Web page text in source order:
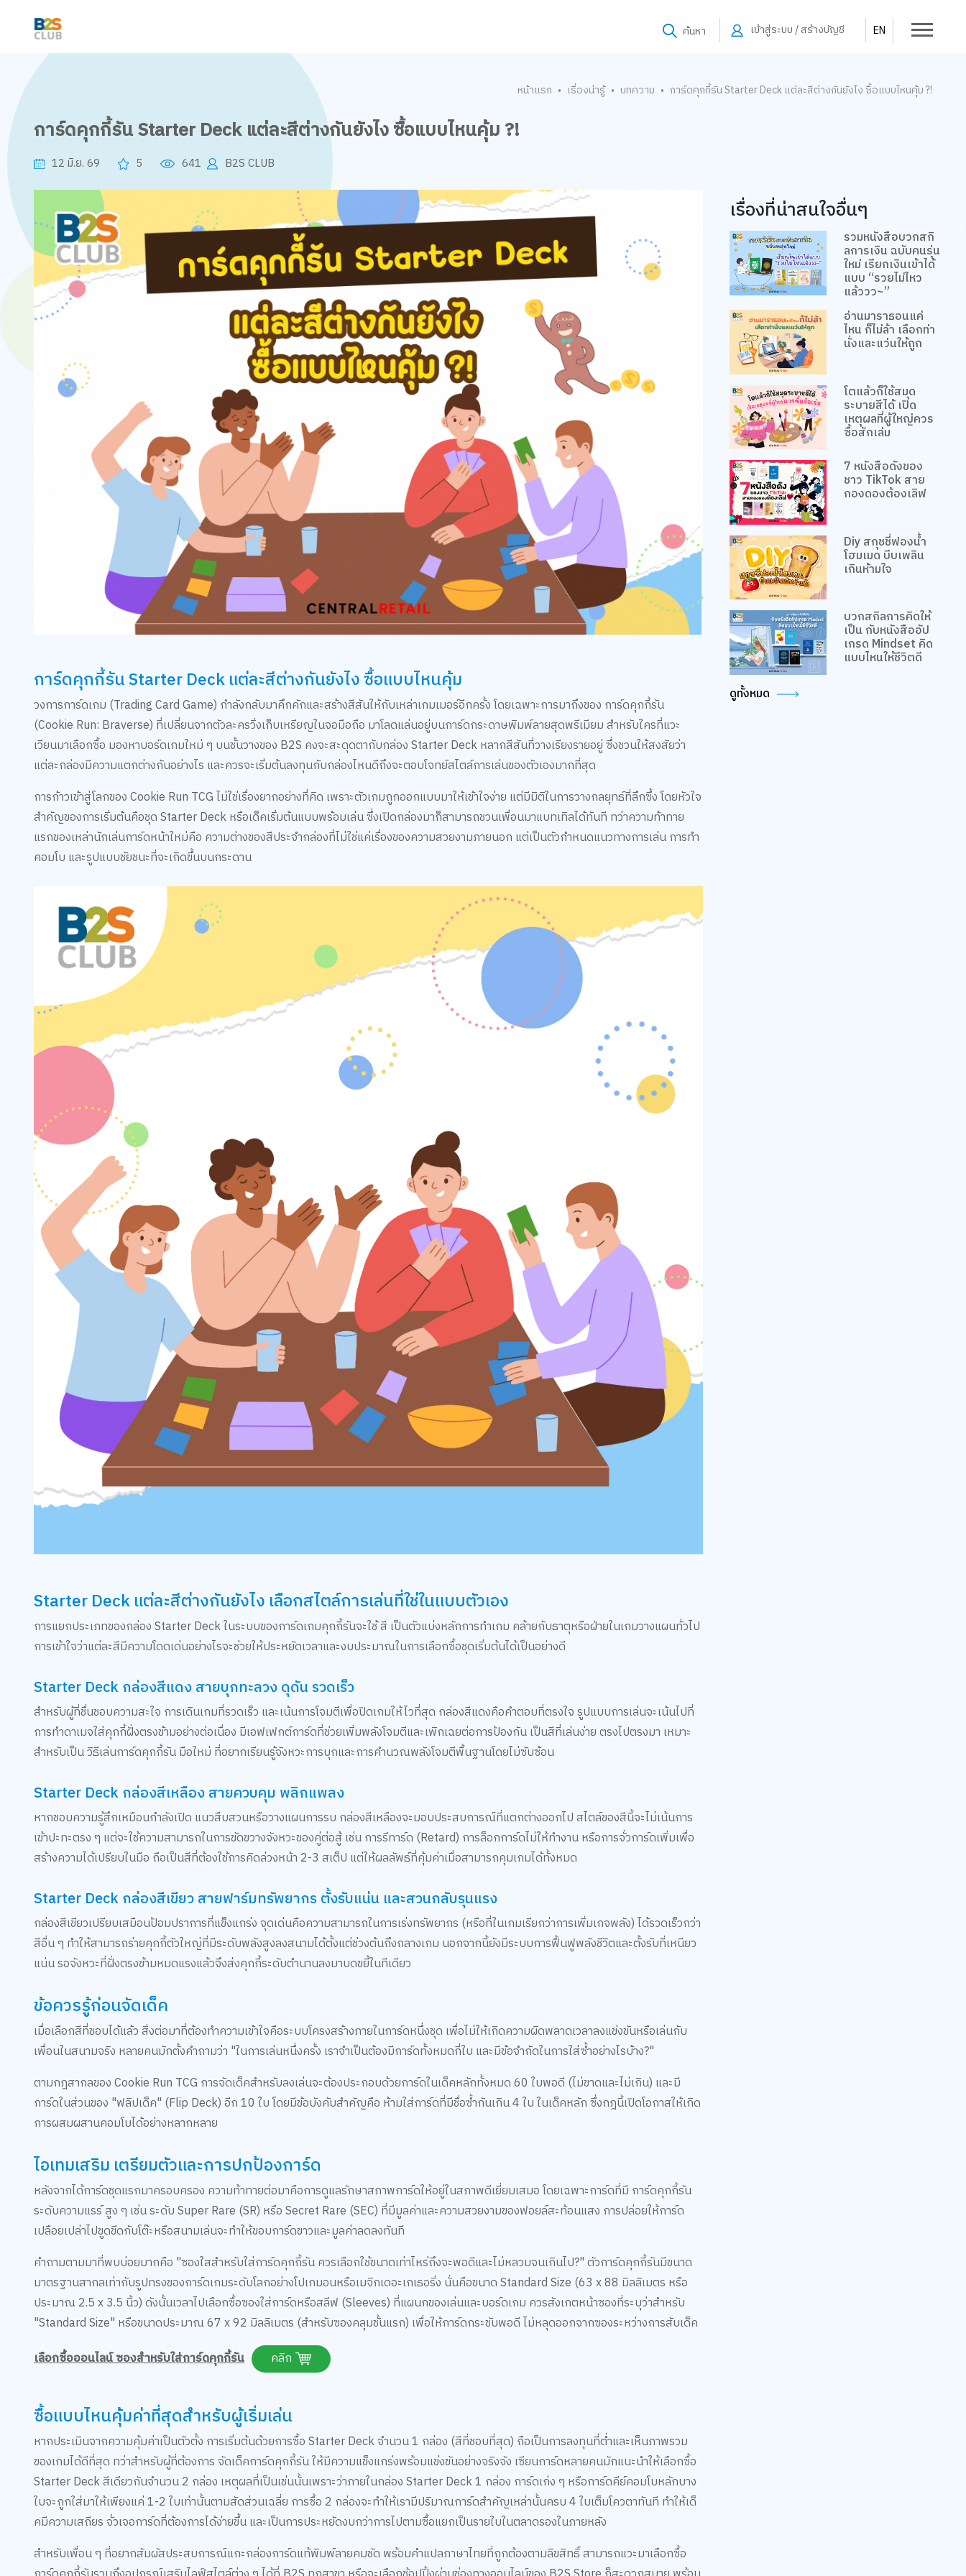
ค้นหา เข้าสู่ระบบ / สร้างบัญชี EN
หน้าแรก • เรื่องน่ารู้ • บทความ • การ์ดคุกกี้รัน Starter Deck แต่ละสีต่างกันยังไง ซื้อแบบไหนคุ้ม ?!
การ์ดคุกกี้รัน Starter Deck แต่ละสีต่างกันยังไง ซื้อแบบไหนคุ้ม ?!
12 มิ.ย. 69 5 641 B2S CLUB
การ์ดคุกกี้รัน Starter Deck แต่ละสีต่างกันยังไง ซื้อแบบไหนคุ้ม
วงการการ์ดเกม (Trading Card Game) กำลังกลับมาคึกคักและสร้างสีสันให้กับเหล่าเกมเมอร์อีกครั้ง โดยเฉพาะการมาถึงของ การ์ดคุกกี้รัน
(Cookie Run: Braverse) ที่เปลี่ยนจากตัวละครวิ่งเก็บเหรียญในจอมือถือ มาโลดแล่นอยู่บนการ์ดกระดาษพิมพ์ลายสุดพรีเมียม สำหรับใครที่แวะ
เวียนมาเลือกซื้อ มองหาบอร์ดเกมใหม่ ๆ บนชั้นวางของ B2S คงจะสะดุดตากับกล่อง Starter Deck หลากสีสันที่วางเรียงรายอยู่ ซึ่งชวนให้สงสัยว่า
แต่ละกล่องมีความแตกต่างกันอย่างไร และควรจะเริ่มต้นลงทุนกับกล่องไหนดีถึงจะตอบโจทย์สไตล์การเล่นของตัวเองมากที่สุด
การก้าวเข้าสู่โลกของ Cookie Run TCG ไม่ใช่เรื่องยากอย่างที่คิด เพราะตัวเกมถูกออกแบบมาให้เข้าใจง่าย แต่มีมิติในการวางกลยุทธ์ที่ลึกซึ้ง โดยหัวใจ
สำคัญของการเริ่มต้นคือชุด Starter Deck หรือเด็คเริ่มต้นแบบพร้อมเล่น ซึ่งเปิดกล่องมาก็สามารถชวนเพื่อนมาแบทเทิลได้ทันที ทว่าความท้าทาย
แรกของเหล่านักเล่นการ์ดหน้าใหม่คือ ความต่างของสีประจำกล่องที่ไม่ใช่แค่เรื่องของความสวยงามภายนอก แต่เป็นตัวกำหนดแนวทางการเล่น การทำ
คอมโบ และรูปแบบชัยชนะที่จะเกิดขึ้นบนกระดาน
Starter Deck แต่ละสีต่างกันยังไง เลือกสไตล์การเล่นที่ใช่ในแบบตัวเอง
การแยกประเภทของกล่อง Starter Deck ในระบบของการ์ดเกมคุกกี้รันจะใช้ สี เป็นตัวแบ่งหลักการทำเกม คล้ายกับธาตุหรือฝ่ายในเกมวางแผนทั่วไป
การเข้าใจว่าแต่ละสีมีความโดดเด่นอย่างไรจะช่วยให้ประหยัดเวลาและงบประมาณในการเลือกซื้อชุดเริ่มต้นได้เป็นอย่างดี
Starter Deck กล่องสีแดง สายบุกทะลวง ดุดัน รวดเร็ว
สำหรับผู้ที่ชื่นชอบความสะใจ การเดินเกมที่รวดเร็ว และเน้นการโจมตีเพื่อปิดเกมให้ไวที่สุด กล่องสีแดงคือคำตอบที่ตรงใจ รูปแบบการเล่นจะเน้นไปที่
การทำดาเมจใส่คุกกี้ฝั่งตรงข้ามอย่างต่อเนื่อง มีเอฟเฟกต์การ์ดที่ช่วยเพิ่มพลังโจมตีและเพิกเฉยต่อการป้องกัน เป็นสีที่เล่นง่าย ตรงไปตรงมา เหมาะ
สำหรับเป็น วิธีเล่นการ์ดคุกกี้รัน มือใหม่ ที่อยากเรียนรู้จังหวะการบุกและการคำนวณพลังโจมตีพื้นฐานโดยไม่ซับซ้อน
Starter Deck กล่องสีเหลือง สายควบคุม พลิกแพลง
หากชอบความรู้สึกเหมือนกำลังเปิด แนวสืบสวนหรือวางแผนการรบ กล่องสีเหลืองจะมอบประสบการณ์ที่แตกต่างออกไป สไตล์ของสีนี้จะไม่เน้นการ
เข้าปะทะตรง ๆ แต่จะใช้ความสามารถในการขัดขวางจังหวะของคู่ต่อสู้ เช่น การรีทาร์ด (Retard) การล็อกการ์ดไม่ให้ทำงาน หรือการจั่วการ์ดเพิ่มเพื่อ
สร้างความได้เปรียบในมือ ถือเป็นสีที่ต้องใช้การคิดล่วงหน้า 2-3 สเต็ป แต่ให้ผลลัพธ์ที่คุ้มค่าเมื่อสามารถคุมเกมได้ทั้งหมด
Starter Deck กล่องสีเขียว สายฟาร์มทรัพยากร ตั้งรับแน่น และสวนกลับรุนแรง
กล่องสีเขียวเปรียบเสมือนป้อมปราการที่แข็งแกร่ง จุดเด่นคือความสามารถในการเร่งทรัพยากร (หรือที่ในเกมเรียกว่าการเพิ่มเกจพลัง) ได้รวดเร็วกว่า
สีอื่น ๆ ทำให้สามารถร่ายคุกกี้ตัวใหญ่ที่มีระดับพลังสูงลงสนามได้ตั้งแต่ช่วงต้นถึงกลางเกม นอกจากนี้ยังมีระบบการฟื้นฟูพลังชีวิตและตั้งรับที่เหนียว
แน่น รอจังหวะที่ฝั่งตรงข้ามหมดแรงแล้วจึงส่งคุกกี้ระดับตำนานลงมาบดขยี้ในทีเดียว
ข้อควรรู้ก่อนจัดเด็ค
เมื่อเลือกสีที่ชอบได้แล้ว สิ่งต่อมาที่ต้องทำความเข้าใจคือระบบโครงสร้างภายในการ์ดหนึ่งชุด เพื่อไม่ให้เกิดความผิดพลาดเวลาลงแข่งขันหรือเล่นกับ
เพื่อนในสนามจริง หลายคนมักตั้งคำถามว่า "ในการเล่นหนึ่งครั้ง เราจำเป็นต้องมีการ์ดทั้งหมดกี่ใบ และมีข้อจำกัดในการใส่ซ้ำอย่างไรบ้าง?"
ตามกฎสากลของ Cookie Run TCG การจัดเด็คสำหรับลงเล่นจะต้องประกอบด้วยการ์ดในเด็คหลักทั้งหมด 60 ใบพอดี (ไม่ขาดและไม่เกิน) และมี
การ์ดในส่วนของ "ฟลิปเด็ค" (Flip Deck) อีก 10 ใบ โดยมีข้อบังคับสำคัญคือ ห้ามใส่การ์ดที่มีชื่อซ้ำกันเกิน 4 ใบ ในเด็คหลัก ซึ่งกฎนี้เปิดโอกาสให้เกิด
การผสมผสานคอมโบได้อย่างหลากหลาย
ไอเทมเสริม เตรียมตัวและการปกป้องการ์ด
หลังจากได้การ์ดชุดแรกมาครอบครอง ความท้าทายต่อมาคือการดูแลรักษาสภาพการ์ดให้อยู่ในสภาพดีเยี่ยมเสมอ โดยเฉพาะการ์ดที่มี การ์ดคุกกี้รัน
ระดับความแรร์ สูง ๆ เช่น ระดับ Super Rare (SR) หรือ Secret Rare (SEC) ที่มีมูลค่าและความสวยงามของฟอยล์สะท้อนแสง การปล่อยให้การ์ด
เปลือยเปล่าไปขูดขีดกับโต๊ะหรือสนามเล่นจะทำให้ขอบการ์ดขาวและมูลค่าลดลงทันที
คำถามตามมาที่พบบ่อยมากคือ "ซองใสสำหรับใส่การ์ดคุกกี้รัน ควรเลือกใช้ขนาดเท่าไหร่ถึงจะพอดีและไม่หลวมจนเกินไป?" ตัวการ์ดคุกกี้รันมีขนาด
มาตรฐานสากลเท่ากับรูปทรงของการ์ดเกมระดับโลกอย่างโปเกมอนหรือเมจิกเดอะเกเธอริ่ง นั่นคือขนาด Standard Size (63 x 88 มิลลิเมตร หรือ
ประมาณ 2.5 x 3.5 นิ้ว) ดังนั้นเวลาไปเลือกซื้อซองใส่การ์ดหรือสลีฟ (Sleeves) ที่แผนกของเล่นและบอร์ดเกม ควรสังเกตหน้าซองที่ระบุว่าสำหรับ
"Standard Size" หรือขนาดประมาณ 67 x 92 มิลลิเมตร (สำหรับซองคลุมชั้นแรก) เพื่อให้การ์ดกระชับพอดี ไม่หลุดออกจากซองระหว่างการสับเด็ค
เลือกซื้อออนไลน์ ซองสำหรับใส่การ์ดคุกกี้รัน
คลิก
ซื้อแบบไหนคุ้มค่าที่สุดสำหรับผู้เริ่มเล่น
หากประเมินจากความคุ้มค่าเป็นตัวตั้ง การเริ่มต้นด้วยการซื้อ Starter Deck จำนวน 1 กล่อง (สีที่ชอบที่สุด) ถือเป็นการลงทุนที่ต่ำและเห็นภาพรวม
ของเกมได้ดีที่สุด ทว่าสำหรับผู้ที่ต้องการ จัดเด็คการ์ดคุกกี้รัน ให้มีความแข็งแกร่งพร้อมแข่งขันอย่างจริงจัง เซียนการ์ดหลายคนมักแนะนำให้เลือกซื้อ
Starter Deck สีเดียวกันจำนวน 2 กล่อง เหตุผลที่เป็นเช่นนั้นเพราะว่าภายในกล่อง Starter Deck 1 กล่อง การ์ดเก่ง ๆ หรือการ์ดคีย์คอมโบหลักบาง
ใบจะถูกใส่มาให้เพียงแค่ 1-2 ใบเท่านั้นตามสัดส่วนเฉลี่ย การซื้อ 2 กล่องจะทำให้เรามีปริมาณการ์ดสำคัญเหล่านั้นครบ 4 ใบเต็มโควตาทันที ทำให้เด็
คมีความเสถียร จั่วเจอการ์ดที่ต้องการได้ง่ายขึ้น และเป็นการประหยัดงบกว่าการไปตามซื้อแยกเป็นรายใบในตลาดรองในภายหลัง
สำหรับเพื่อน ๆ ที่อยากสัมผัสประสบการณ์แกะกล่องการ์ดแท้พิมพ์ลายคมชัด พร้อมคำแปลภาษาไทยที่ถูกต้องตามลิขสิทธิ์ สามารถแวะมาเลือกซื้อ
เรื่องที่น่าสนใจอื่นๆ
รวมหนังสือบวกสกิ
ลการเงิน ฉบับคนรุ่น
ใหม่ เรียกเงินเข้าได้
แบบ “รวยไม่ไหว
แล้ววว~”
อ่านมาราธอนแค่
ไหน ก็ไม่ล้า เลือกท่า
นั่งและแว่นให้ถูก
โตแล้วก็ใช้สมุด
ระบายสีได้ เปิด
เหตุผลที่ผู้ใหญ่ควร
ซื้อสักเล่ม
7 หนังสือดังของ
ชาว TikTok สาย
กองดองต้องเลิฟ
Diy สกุชชี่ฟองน้ำ
โฮมเมด บีบเพลิน
เกินห้ามใจ
บวกสกิลการคิดให้
เป็น กับหนังสืออัป
เกรด Mindset คิด
แบบไหนให้ชีวิตดี
ดูทั้งหมด